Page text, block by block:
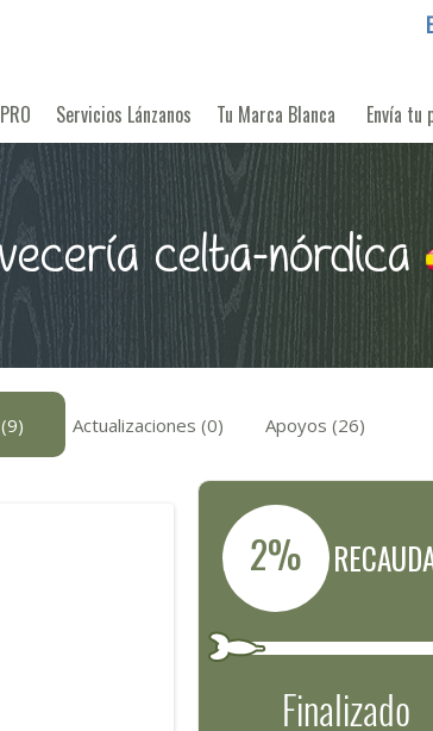
Servicios Lánzanos Tu Marca Blanca Envía tu
celta-nórdica
Actualizaciones (0) Apoyos (26)
2%
Finalizado